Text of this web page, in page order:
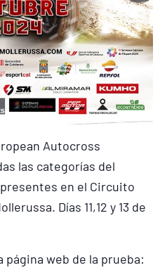
Autocross
las categorías del
en el Circuito
Días 11,12 y 13 de
página web de la prueba: